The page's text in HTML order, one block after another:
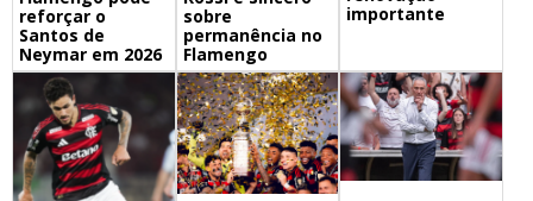
reforçar o
Santos de
Neymar em 2026
sobre
permanência no
Flamengo
importante